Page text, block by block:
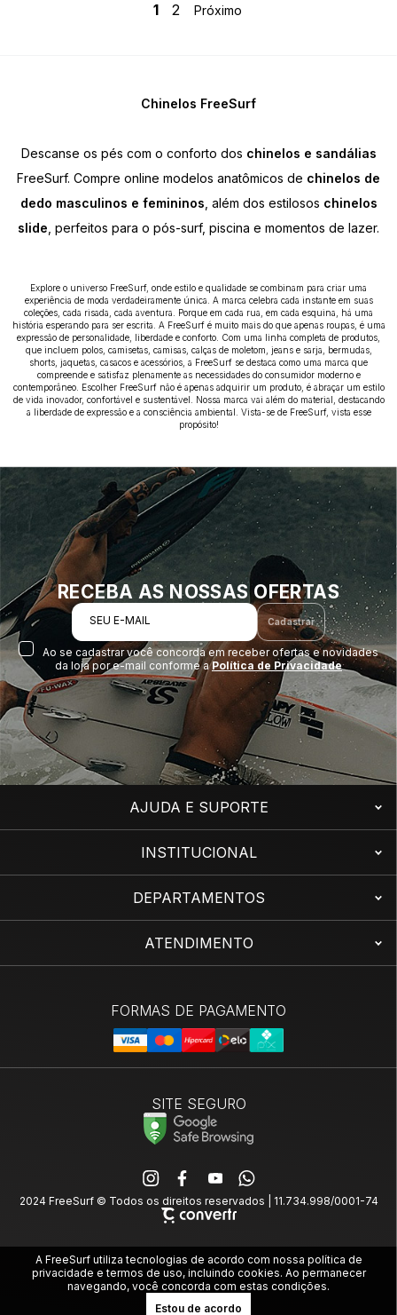
1 2
Chinelos FreeSurf
Descanse os pés com o conforto dos chinelos e sandálias
FreeSurf. Compre online modelos anatômicos de chinelos de
dedo masculinos e femininos , além dos estilosos chinelos
slide , perfeitos para o pós-surf, piscina e momentos de lazer.
Explore o universo FreeSurf, onde estilo e qualidade se combinam para criar uma
experiência de moda verdadeiramente única. A marca celebra cada instante em suas
coleções, cada risada, cada aventura. Porque em cada rua, em cada esquina, há uma
história esperando para ser escrita. A FreeSurf é muito mais do que apenas roupas, é uma
expressão de personalidade, liberdade e conforto. Com uma linha completa de produtos,
que incluem polos, camisetas, camisas, calças de moletom, jeans e sarja, bermudas,
shorts, jaquetas, casacos e acessórios, a FreeSurf se destaca como uma marca que
compreende e satisfaz plenamente as necessidades do consumidor moderno e
contemporâneo. Escolher FreeSurf não é apenas adquirir um produto, é abraçar um estilo
de vida inovador, confortável e sustentável. Nossa marca vai além do material, destacando
a liberdade de expressão e a consciência ambiental. Vista-se de FreeSurf, vista esse
propósito!
RECEBA AS NOSSAS OFERTAS
SEU E-MAIL Cadastrar
Ao se cadastrar você concorda em receber ofertas e novidades
da loja por e-mail conforme aPolítica de Privacidade
AJUDA E SUPORTE
INSTITUCIONAL
DEPARTAMENTOS
ATENDIMENTO
SITE SEGURO
2024 FreeSurf © Todos os direitos reservados | 11.734.998/0001-74
A FreeSurf utiliza tecnologias de acordo com nossa política de
privacidade e termos de uso, incluindo cookies. Ao permanecer
navegando, você concorda com estas condições.
Estou de acordo